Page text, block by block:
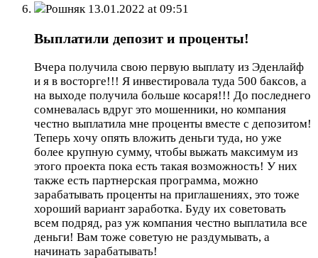
Рошняк 13.01.2022 at 09:51
Выплатили депозит и проценты!
Вчера получила свою первую выплату из Эденлайф
и я в восторге!!! Я инвестировала туда 500 баксов, а
на выходе получила больше косаря!!! До последнего
сомневалась вдруг это мошенники, но компания
честно выплатила мне проценты вместе с депозитом!
Теперь хочу опять вложить деньги туда, но уже
более крупную сумму, чтобы выжать максимум из
этого проекта пока есть такая возможность! У них
также есть партнерская программа, можно
зарабатывать проценты на приглашениях, это тоже
хороший вариант заработка. Буду их советовать
всем подряд, раз уж компания честно выплатила все
деньги! Вам тоже советую не раздумывать, а
начинать зарабатывать!